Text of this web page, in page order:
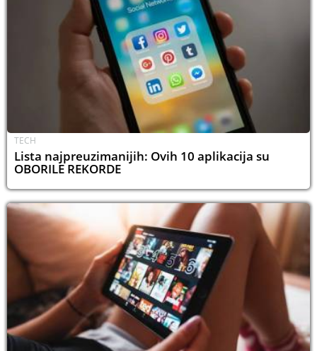
TECH
Lista najpreuzimanijih: Ovih 10 aplikacija su
OBORILE REKORDE